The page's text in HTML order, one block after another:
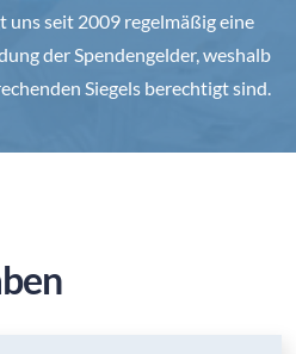
uns seit 2009 regelmäßig eine
der Spendengelder, weshalb
Siegels berechtigt sind.